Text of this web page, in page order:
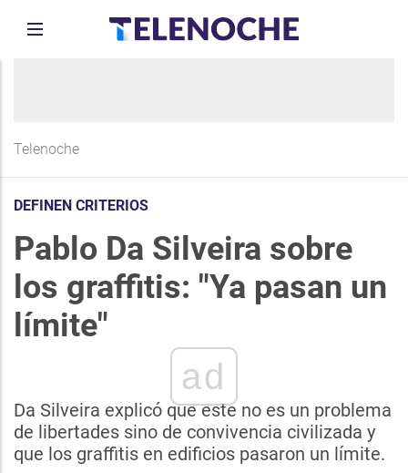
Telenoche
DEFINEN CRITERIOS
Pablo Da Silveira sobre
los graffitis: "Ya pasan un
límite"
ad
Da Silveira explicó que este no es un problema
de libertades sino de convivencia civilizada y
que los graffitis en edificios pasaron un límite.